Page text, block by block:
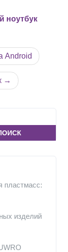
ноутбук
Android
пластмасс:
изделий